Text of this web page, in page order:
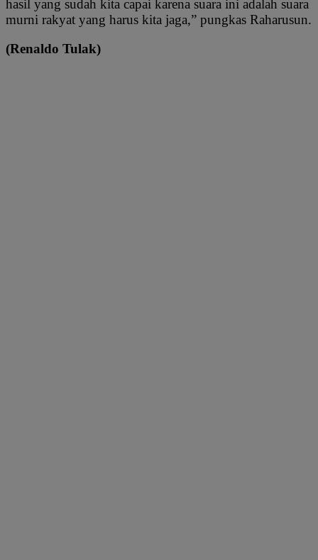
hasil yang sudah kita capai karena suara ini adalah suara
murni rakyat yang harus kita jaga,” pungkas Raharusun.
(Renaldo Tulak)